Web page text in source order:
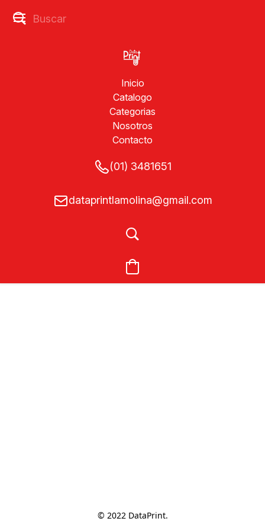
Inicio
Catalogo
Categorias
Nosotros
Contacto
(01) 3481651
dataprintlamolina@gmail.com
© 2022 DataPrint.